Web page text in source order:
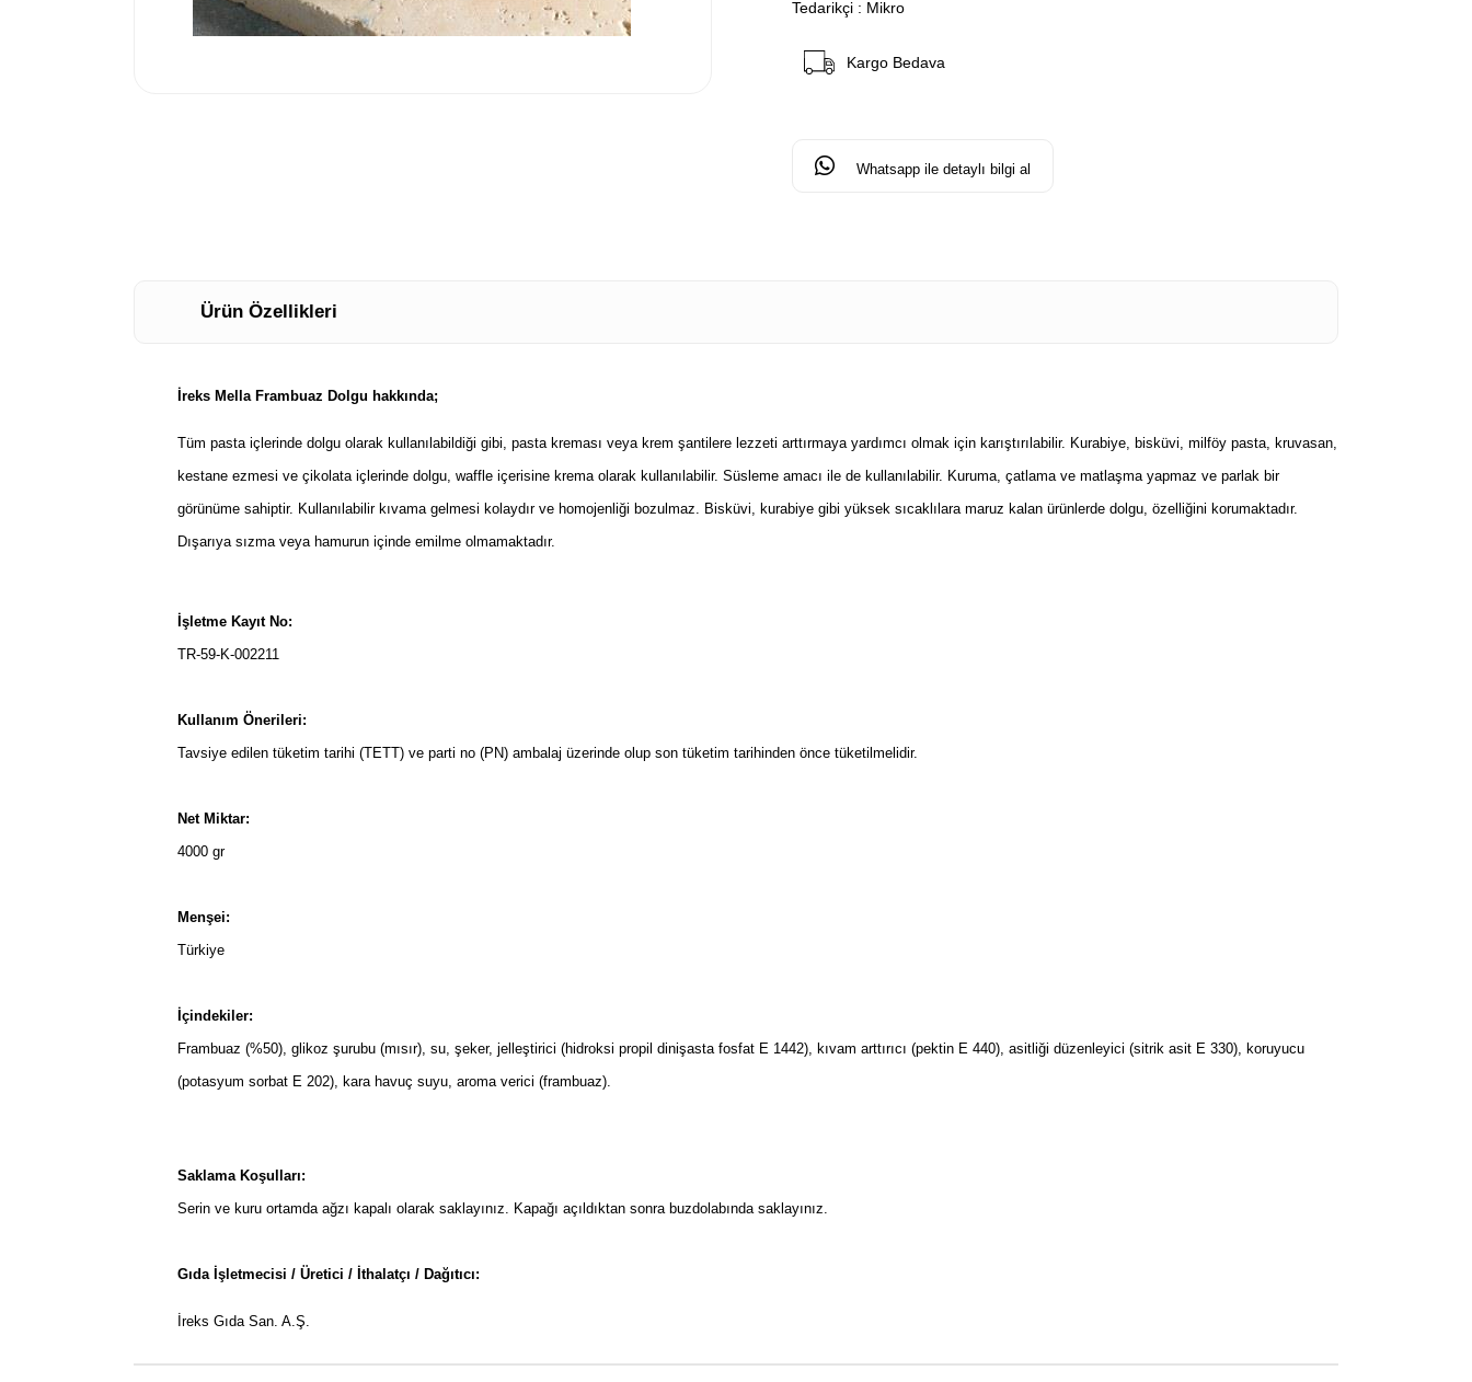
Tedarikçi : Mikro
Kargo Bedava
Whatsapp ile detaylı bilgi al
Ürün Özellikleri
İreks Mella Frambuaz Dolgu hakkında;
Tüm pasta içlerinde dolgu olarak kullanılabildiği gibi, pasta kreması veya krem şantilere lezzeti arttırmaya yardımcı olmak için karıştırılabilir. Kurabiye, bisküvi, milföy pasta, kruvasan,
kestane ezmesi ve çikolata içlerinde dolgu, waffle içerisine krema olarak kullanılabilir. Süsleme amacı ile de kullanılabilir. Kuruma, çatlama ve matlaşma yapmaz ve parlak bir
görünüme sahiptir. Kullanılabilir kıvama gelmesi kolaydır ve homojenliği bozulmaz. Bisküvi, kurabiye gibi yüksek sıcaklılara maruz kalan ürünlerde dolgu, özelliğini korumaktadır.
Dışarıya sızma veya hamurun içinde emilme olmamaktadır.
İşletme Kayıt No:
TR-59-K-002211
Kullanım Önerileri:
Tavsiye edilen tüketim tarihi (TETT) ve parti no (PN) ambalaj üzerinde olup son tüketim tarihinden önce tüketilmelidir.
Net Miktar:
4000 gr
Menşei:
Türkiye
İçindekiler:
Frambuaz (%50), glikoz şurubu (mısır), su, şeker, jelleştirici (hidroksi propil dinişasta fosfat E 1442), kıvam arttırıcı (pektin E 440), asitliği düzenleyici (sitrik asit E 330), koruyucu
(potasyum sorbat E 202), kara havuç suyu, aroma verici (frambuaz).
Saklama Koşulları:
Serin ve kuru ortamda ağzı kapalı olarak saklayınız. Kapağı açıldıktan sonra buzdolabında saklayınız.
Gıda İşletmecisi / Üretici / İthalatçı / Dağıtıcı:
İreks Gıda San. A.Ş.